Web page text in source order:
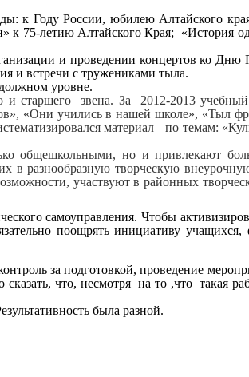
к Году России, юбилею Алтайского
к 75-летию Алтайского Края; «История
и проведении концертов ко Дню
и встречи с тружениками тыла.
уровне.
старшего звена. За 2012-2013
«Они учились в нашей школе», «Тыл
материал по темам:
общешкольными, но и привлекают
разнообразную творческую
участвуют в районных
самоуправления. Чтобы
поощрять инициативу учащихся,
за подготовкой, проведение
что, несмотря на то ,что такая
была разной.